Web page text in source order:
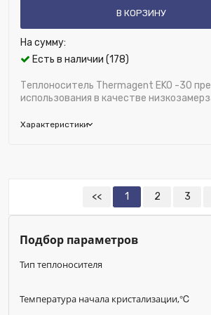
Подбор параметров
Температура начала кристализации,℃
Тип теплоносителя
Есть в наличии (178)
Теплоноситель Thermagent EKO -30
использования в качестве
Характеристики
В КОРЗИНУ
На сумму:
Исключить из публикации на веб-
Ширина (мм):330
Высота (мм):312
кг.
<< 1 2 3